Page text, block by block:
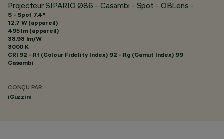
Projecteur SIPARIO Ø86 - Casambi - Spot - OBLens -
S - Spot 7.4°
12.7 W (appareil)
495 lm (appareil)
38.98 lm/W
3000 K
CRI 92 - Rf (Colour Fidelity Index) 92 - Rg (Gamut Index) 99
Casambi
CONÇU PAR
iGuzzini